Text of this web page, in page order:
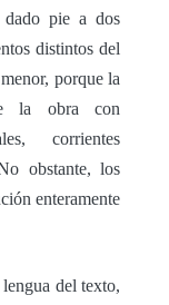
pie a dos
distintos del
porque la
la obra con
corrientes
obstante, los
enteramente
del texto,